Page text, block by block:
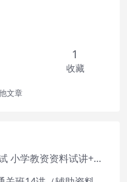
1
收藏
文章
2021年教师资格证统考面试 小学教资资料试讲+答辩